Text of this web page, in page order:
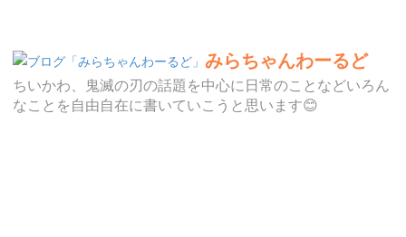
みらちゃんわーるど
ちいかわ、鬼滅の刃の話題を中心に日常のことなどいろん
なことを自由自在に書いていこうと思います😊